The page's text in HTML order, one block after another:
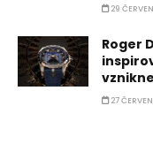
29
Roger
27